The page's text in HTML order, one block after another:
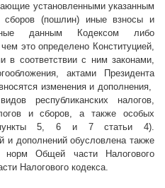
установленными указанным
сборов (пошлин) иные взносы и
данным Кодексом либо
это определено Конституцией,
в соответствии с ним законами,
актами Президента
изменения и дополнения,
республиканских налогов,
и сборов, а также особых
(пункты 5, 6 и 7 статьи 4).
и дополнений обусловлена также
норм Общей части Налогового
Налогового кодекса.